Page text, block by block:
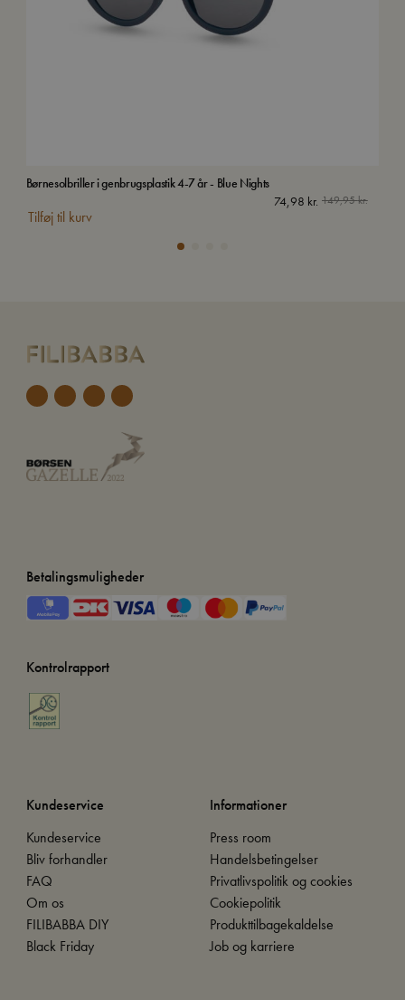
Børnesolbriller i genbrugsplastik 4-7 år - Blue Nights
149,95kr.
74,98 kr.
Tilføj til kurv
Betalingsmuligheder
Kontrolrapport
Kundeservice
Kundeservice
Bliv forhandler
FAQ
Om os
FILIBABBA DIY
Black Friday
Informationer
Press room
Handelsbetingelser
Privatlivspolitik og cookies
Cookiepolitik
Produkttilbagekaldelse
Job og karriere